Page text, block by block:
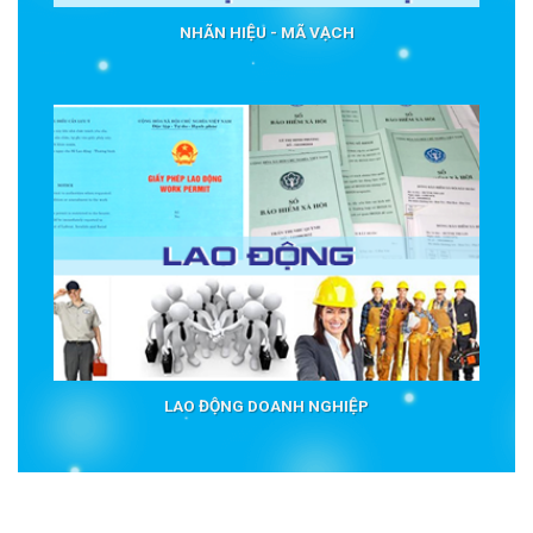
NHÃN HIỆU - MÃ VẠCH
LAO ĐỘNG DOANH NGHIỆP